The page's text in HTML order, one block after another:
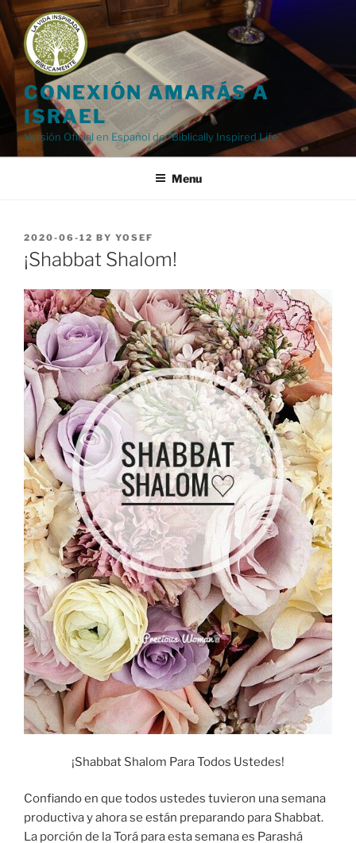
Skip
to
content
CONEXIÓN AMARÁS A
ISRAEL
Versión Oficial en Español de "Biblically Inspired Life"
Menu
POSTED
ON
2020-06-12 BY YOSEF
¡Shabbat Shalom!
¡Shabbat Shalom Para Todos Ustedes!
Confiando en que todos ustedes tuvieron una semana
productiva y ahora se están preparando para Shabbat.
La porción de la Torá para esta semana es Parashá